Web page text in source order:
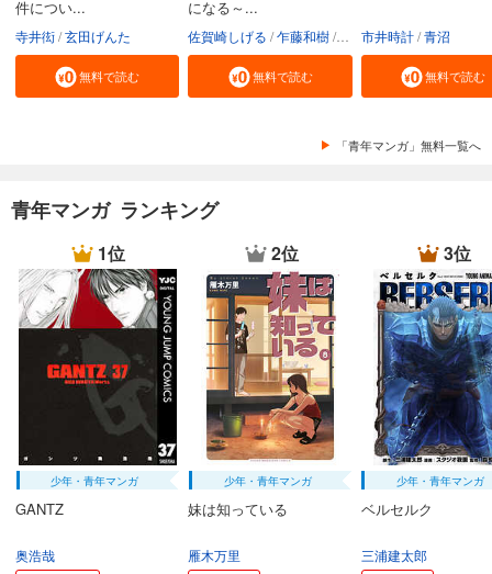
件につい...
寺井衒 玄田げんた
無料で読む
になる～...
佐賀崎しげる 乍藤和樹 鍋島テツヒロ
無料で読む
市井時計 青沼
無料で読む
「青年マンガ」無料一覧へ
青年マンガ ランキング
1位
少年・青年マンガ
GANTZ
奥浩哉
2位
少年・青年マンガ
妹は知っている
雁木万里
3位
少年・青年マンガ
ベルセルク
三浦建太郎